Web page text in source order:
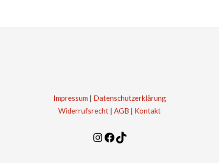
Impressum | Datenschutzerklärung
Widerrufsrecht | AGB | Kontakt
Instagram
Facebook